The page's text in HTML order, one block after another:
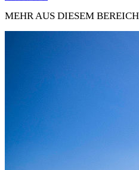
MEHR AUS DIESEM BEREICH